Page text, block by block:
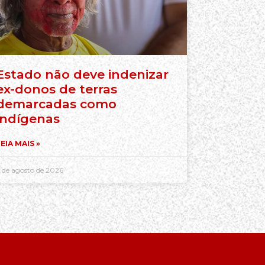
não deve indenizar
donos de terras
como
MAIS »
de agosto de 2026